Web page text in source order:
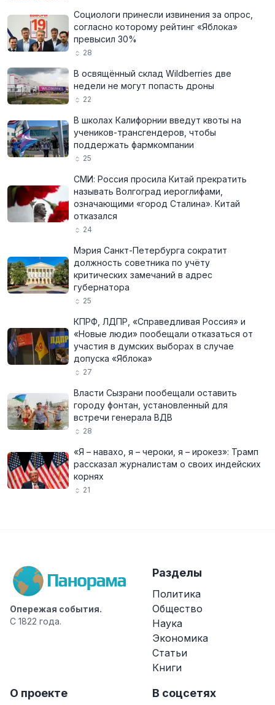
Социологи принесли извинения за опрос,
согласно которому рейтинг «Яблока»
превысил 30%
28
В освящённый склад Wildberries две
недели не могут попасть дроны
22
В школах Калифорнии введут квоты на
учеников-трансгендеров, чтобы
поддержать фармкомпании
25
СМИ: Россия просила Китай прекратить
называть Волгоград иероглифами,
означающими «город Сталина». Китай
отказался
24
Мэрия Санкт-Петербурга сократит
должность советника по учёту
критических замечаний в адрес
губернатора
25
КПРФ, ЛДПР, «Справедливая Россия» и
«Новые люди» пообещали отказаться от
участия в думских выборах в случае
допуска «Яблока»
27
Власти Сызрани пообещали оставить
городу фонтан, установленный для
встречи генерала ВДВ
28
«Я – навахо, я – чероки, я – ирокез»: Трамп
рассказал журналистам о своих индейских
корнях
21
Опережая события.
С 1822 года.
Разделы
Политика
Общество
Наука
Экономика
Статьи
Книги
О проекте В соцсетях